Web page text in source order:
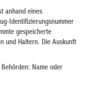
anhand eines
Identifizierungsnummer
gespeicherte
und Haltern. Die Auskunft
Name oder